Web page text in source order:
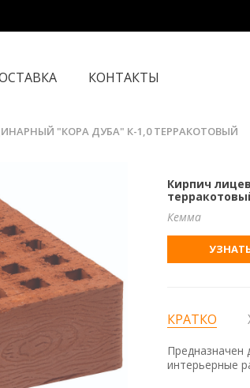
КОНТАКТЫ
"КОРА ДУБА" К-1,0 ТЕРРАКОТОВЫЙ
Кирпич
Кемма
КРАТКО
Предназначен
интерьерные